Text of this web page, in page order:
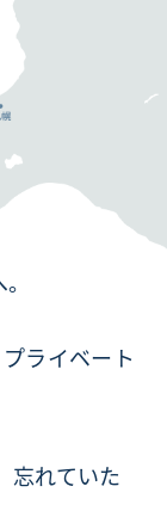
プライベート
忘れていた